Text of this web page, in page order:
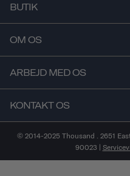
BUTIK
OM OS
ARBEJD MED OS
KONTAKT OS
© 2014-2025 Thousand . 2651
90023 |